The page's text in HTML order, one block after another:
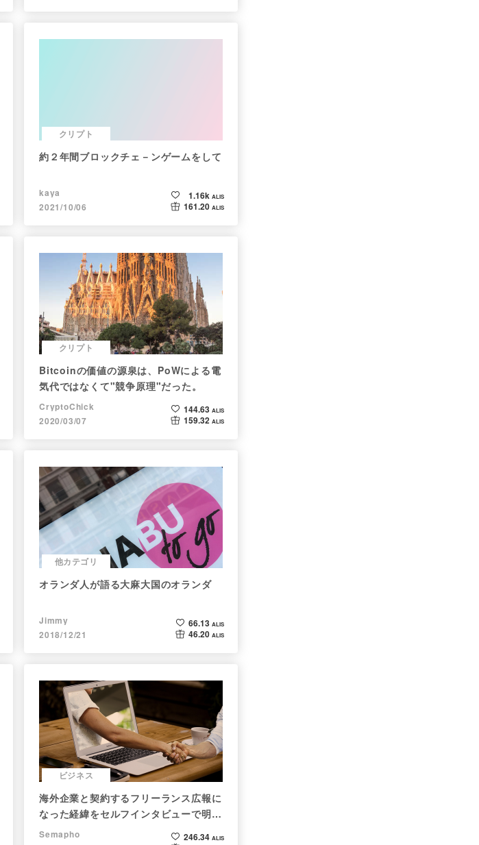
クリプト
約２年間ブロックチェ－ンゲームをして
kaya
2021/10/06
1.16k ALIS
161.20 ALIS
クリプト
Bitcoinの価値の源泉は、PoWによる電
気代ではなくて"競争原理"だった。
CryptoChick
2020/03/07
144.63 ALIS
159.32 ALIS
他カテゴリ
オランダ人が語る大麻大国のオランダ
Jimmy
2018/12/21
66.13 ALIS
46.20 ALIS
ビジネス
海外企業と契約するフリーランス広報に
なった経緯をセルフインタビューで明か
す！
Semapho
246.34 ALIS